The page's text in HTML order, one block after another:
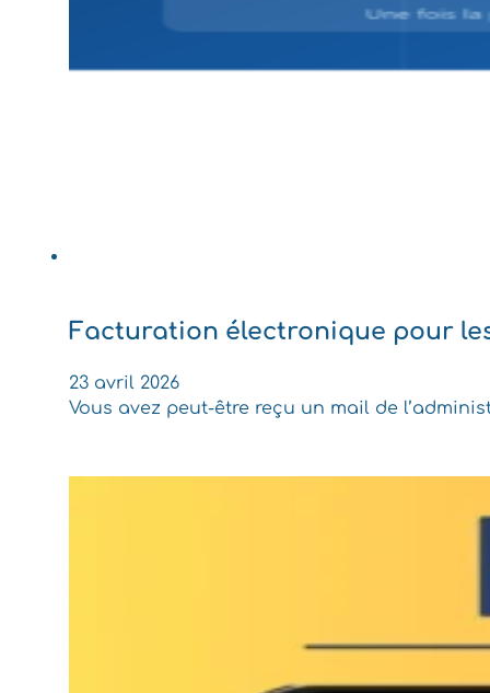
Facturation électronique pour
23 avril 2026
Vous avez peut-être reçu un mail de